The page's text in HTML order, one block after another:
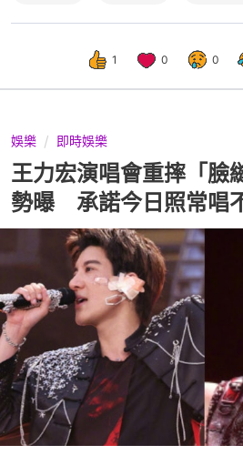
1 0 0
娛樂 即時娛樂
王力宏演唱會重摔「臉
勢曝 承諾今日照常唱